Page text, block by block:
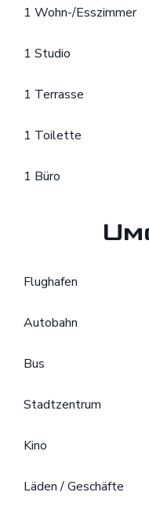
1 Wohn-/Esszimmer
1 Studio
1 Terrasse
1 Toilette
1 Büro
Flughafen
Autobahn
Bus
Stadtzentrum
Kino
Läden / Geschäfte